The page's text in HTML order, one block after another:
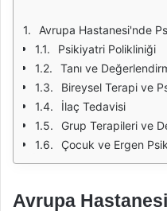
Avrupa Hastanesi'nde
Psikiyatri Polikliniği
Tanı ve
Bireysel Terapi ve
İlaç Tedavisi
Grup Terapileri ve
Çocuk ve Ergen
Avrupa